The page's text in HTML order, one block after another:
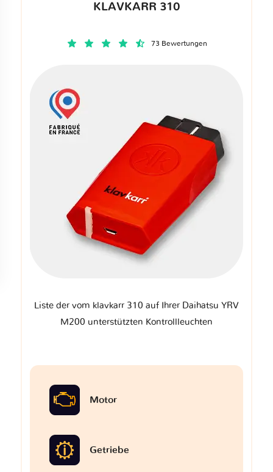
KLAVKARR 310
73 Bewertungen
Liste der vom klavkarr 310 auf Ihrer Daihatsu YRV
M200 unterstützten Kontrollleuchten
Motor
Getriebe